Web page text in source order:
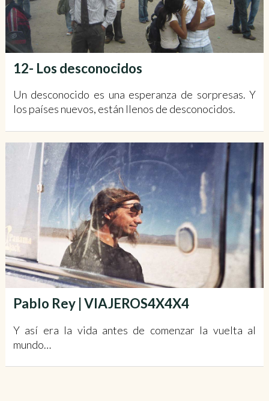
12- Los desconocidos
Un desconocido es una esperanza de sorpresas. Y
los países nuevos, están llenos de desconocidos.
Pablo Rey | VIAJEROS4X4X4
Y así era la vida antes de comenzar la vuelta al
mundo…